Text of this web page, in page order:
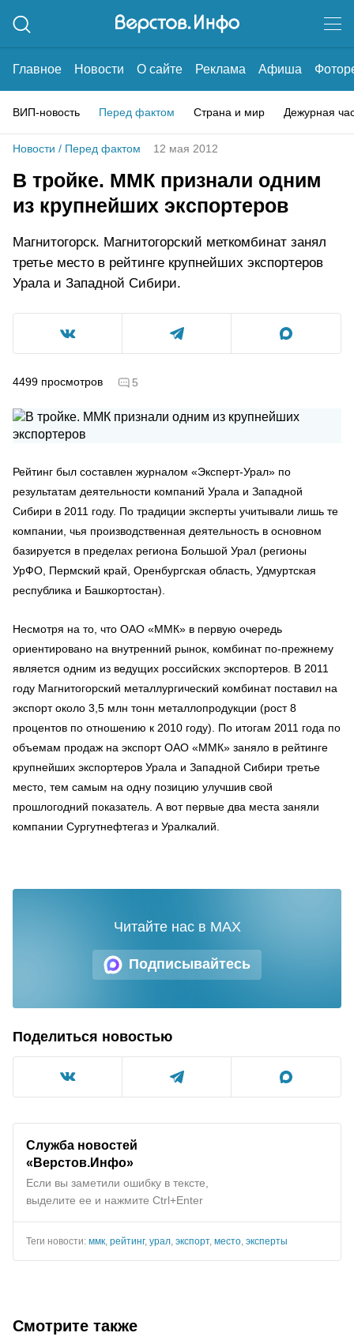
Главное Новости О сайте Реклама Афиша
ВИП-новость Перед фактом Страна и мир Дежурная
Новости / Перед фактом 12 мая 2012
В тройке. ММК признали одним
из крупнейших экспортеров
Магнитогорск. Магнитогорский меткомбинат занял
третье место в рейтинге крупнейших экспортеров
Урала и Западной Сибири.
4499 просмотров 5
Рейтинг был составлен журналом «Эксперт-Урал» по
результатам деятельности компаний Урала и Западной
Сибири в 2011 году. По традиции эксперты учитывали лишь те
компании, чья производственная деятельность в основном
базируется в пределах региона Большой Урал (регионы
УрФО, Пермский край, Оренбургская область, Удмуртская
республика и Башкортостан).
Несмотря на то, что ОАО «ММК» в первую очередь
ориентировано на внутренний рынок, комбинат по-прежнему
является одним из ведущих российских экспортеров. В 2011
году Магнитогорский металлургический комбинат поставил на
экспорт около 3,5 млн тонн металлопродукции (рост 8
процентов по отношению к 2010 году). По итогам 2011 года по
объемам продаж на экспорт ОАО «ММК» заняло в рейтинге
крупнейших экспортеров Урала и Западной Сибири третье
место, тем самым на одну позицию улучшив свой
прошлогодний показатель. А вот первые два места заняли
компании Сургутнефтегаз и Уралкалий.
Подписывайтесь
Читайте нас в MAX
Поделиться новостью
Служба новостей
«Верстов.Инфо»
Если вы заметили ошибку в тексте,
выделите ее и нажмите Ctrl+Enter
Теги новости: ммк рейтинг, урал экспорт, место эксперты
Смотрите также